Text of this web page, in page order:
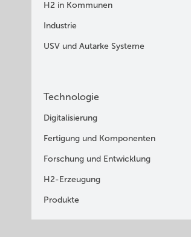
H2 in Kommunen
Industrie
USV und Autarke Systeme
Technologie
Digitalisierung
Fertigung und Komponenten
Forschung und Entwicklung
H2-Erzeugung
Produkte